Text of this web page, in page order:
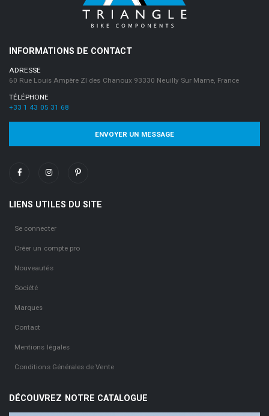
INFORMATIONS DE CONTACT
ADRESSE
60 Rue Louis Ampère ZI des Chanoux 93330 Neuilly Sur Marne, France
TÉLÉPHONE
+33 1 43 05 31 68
ENVOYER UN MESSAGE
LIENS UTILES DU SITE
Se connecter
Créer un compte pro
Nouveautés
Société
Marques
Contact
Mentions légales
Conditions Générales de Vente
DÉCOUVREZ NOTRE CATALOGUE